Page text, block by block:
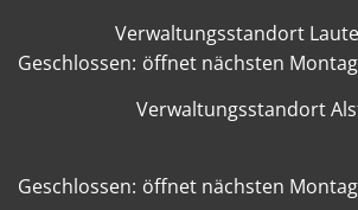
Verwaltungsstandort
Klicken, um weitere Öffnungs- oder
Geschlossen: öffnet nächsten
Verwaltungsstandort
Klicken, um weitere Öffnungs- oder
Geschlossen: öffnet nächsten